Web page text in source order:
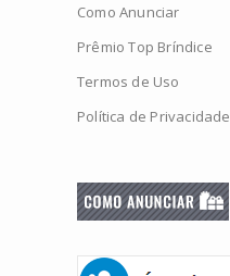
Como Anunciar
Prêmio Top Bríndice
Termos de Uso
Política de Privacidade